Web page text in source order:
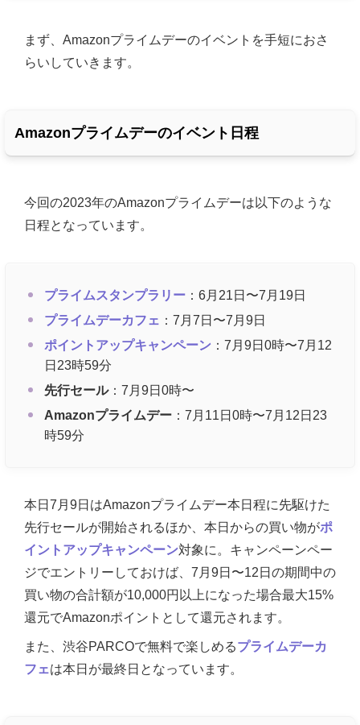
まず、Amazonプライムデーのイベントを手短におさ
らいしていきます。
Amazonプライムデーのイベント日程
今回の2023年のAmazonプライムデーは以下のような
日程となっています。
プライムスタンプラリー ：6月21日〜7月19日
プライムデーカフェ ：7月7日〜7月9日
ポイントアップキャンペーン ：7月9日0時〜7月12
日23時59分
先行セール：7月9日0時〜
Amazonプライムデー ：7月11日0時〜7月12日23
時59分
本日7月9日はAmazonプライムデー本日程に先駆けた
先行セールが開始されるほか、本日からの買い物がポ
イントアップキャンペーン対象に。キャンペーンペー
ジでエントリーしておけば、7月9日〜12日の期間中の
買い物の合計額が10,000円以上になった場合最大15%
還元でAmazonポイントとして還元されます。
また、渋谷PARCOで無料で楽しめるプライムデーカ
フェは本日が最終日となっています。